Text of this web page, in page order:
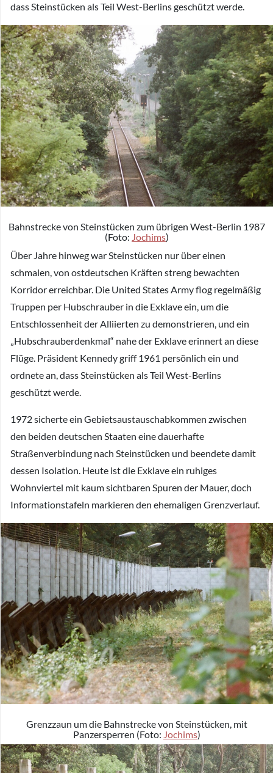
dass Steinstücken als Teil West-Berlins geschützt werde.
Bahnstrecke von Steinstücken zum übrigen West-Berlin 1987
(Foto: Jochims)
Über Jahre hinweg war Steinstücken nur über einen
schmalen, von ostdeutschen Kräften streng bewachten
Korridor erreichbar. Die United States Army flog regelmäßig
Truppen per Hubschrauber in die Exklave ein, um die
Entschlossenheit der Alliierten zu demonstrieren, und ein
„Hubschrauberdenkmal“ nahe der Exklave erinnert an diese
Flüge. Präsident Kennedy griff 1961 persönlich ein und
ordnete an, dass Steinstücken als Teil West-Berlins
geschützt werde.
1972 sicherte ein Gebietsaustauschabkommen zwischen
den beiden deutschen Staaten eine dauerhafte
Straßenverbindung nach Steinstücken und beendete damit
dessen Isolation. Heute ist die Exklave ein ruhiges
Wohnviertel mit kaum sichtbaren Spuren der Mauer, doch
Informationstafeln markieren den ehemaligen Grenzverlauf.
Grenzzaun um die Bahnstrecke von Steinstücken, mit
Panzersperren (Foto: Jochims)